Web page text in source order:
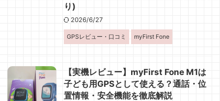
り)
2026/6/27
GPSレビュー・口コミ myFirst Fone
【実機レビュー】myFirst Fone M1は
子ども用GPSとして使える？通話・位
置情報・安全機能を徹底解説